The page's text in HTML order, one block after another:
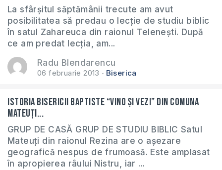
La sfârșitul săptămânii trecute am avut
posibilitatea să predau o lecție de studiu biblic
în satul Zahareuca din raionul Telenești. După
ce am predat lecția, am...
Radu Blendarencu
06 februarie 2013 Biserica
Istoria Bisericii Baptiste “Vino și vezi” din comuna
Mateuți...
GRUP DE CASĂ GRUP DE STUDIU BIBLIC Satul
Mateuți din raionul Rezina are o așezare
geografică nespus de frumoasă. Este amplasat
în apropierea râului Nistru, iar ...